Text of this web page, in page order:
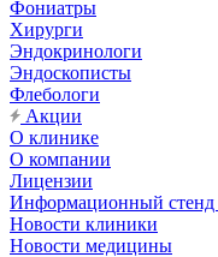
Фониатры
Хирурги
Эндокринологи
Эндоскописты
Флебологи
Акции
О клинике
О компании
Лицензии
Информационный стенд
Новости клиники
Новости медицины